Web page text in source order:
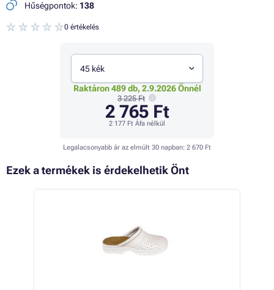
Hűségpontok: 138
0 értékelés
45 kék
Raktáron 489 db, 2.9.2026 Önnél
3 225 Ft
2 765 Ft
2 177 Ft Áfa nélkül
Legalacsonyabb ár az elmúlt 30 napban: 2 670 Ft
Ezek a termékek is érdekelhetik Önt